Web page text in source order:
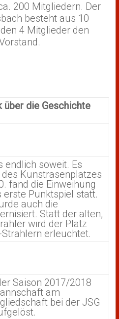
200 Mitgliedern. Der
besteht aus 10
4 Mitglieder den
über die Geschichte
endlich soweit. Es
Kunstrasenplatzes
fand die Einweihung
Punktspiel statt.
auch die
Statt der alten,
wird der Platz
erleuchtet.
Saison 2017/2018
am
bei der JSG